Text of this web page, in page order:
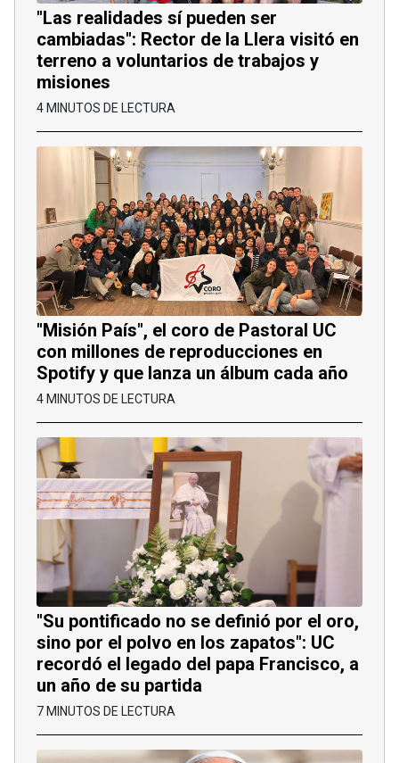
"Las realidades sí pueden ser
cambiadas": Rector de la Llera visitó en
terreno a voluntarios de trabajos y
misiones
4 MINUTOS DE LECTURA
"Misión País", el coro de Pastoral UC
con millones de reproducciones en
Spotify y que lanza un álbum cada año
4 MINUTOS DE LECTURA
"Su pontificado no se definió por el oro,
sino por el polvo en los zapatos": UC
recordó el legado del papa Francisco, a
un año de su partida
7 MINUTOS DE LECTURA